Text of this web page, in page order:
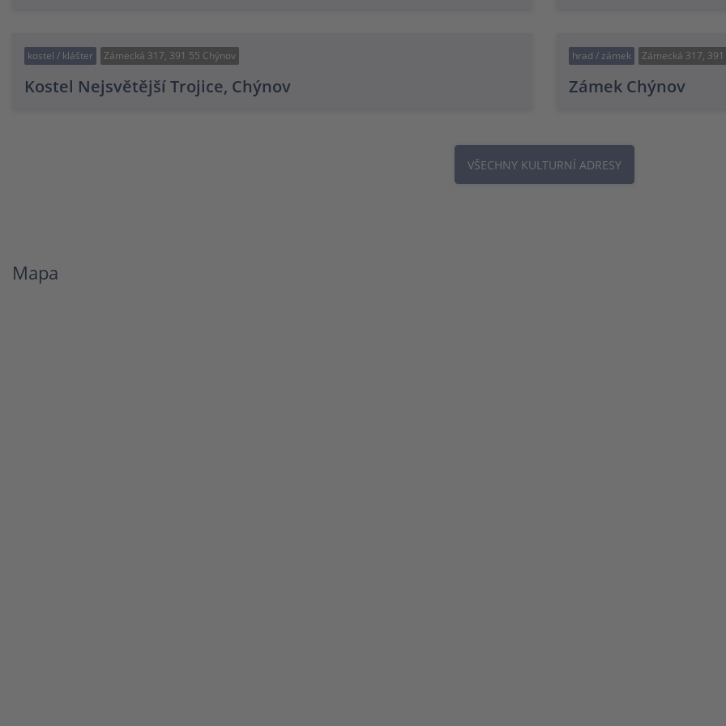
kostel / klášter Zámecká 317, 391 55 Chýnov
Kostel Nejsvětější Trojice, Chýnov
hrad / zámek Zámecká 317,
Zámek Chýnov
VŠECHNY KULTURNÍ ADRESY
Mapa